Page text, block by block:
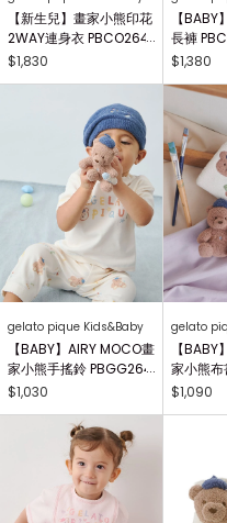
【新生兒】畫家小熊印花
2WAY連身衣 PBCO264
738
$1,830
【
長褲
$1,380
gelato pique Kids&Baby
【BABY】AIRY MOCO畫
家小熊手搖鈴 PBGG264
414
$1,030
gelato
【
家小熊
8
$1,090